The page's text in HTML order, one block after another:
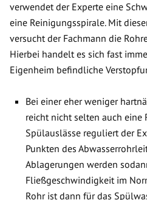
verwendet der Experte eine
eine Reinigungsspirale. Mit
versucht der Fachmann die
Hierbei handelt es sich fast
Eigenheim befindliche
Bei einer eher weniger
reicht nicht selten auch eine
Spülauslässe reguliert der
Punkten des
Ablagerungen werden
Fließgeschwindigkeit im
Rohr ist dann für das